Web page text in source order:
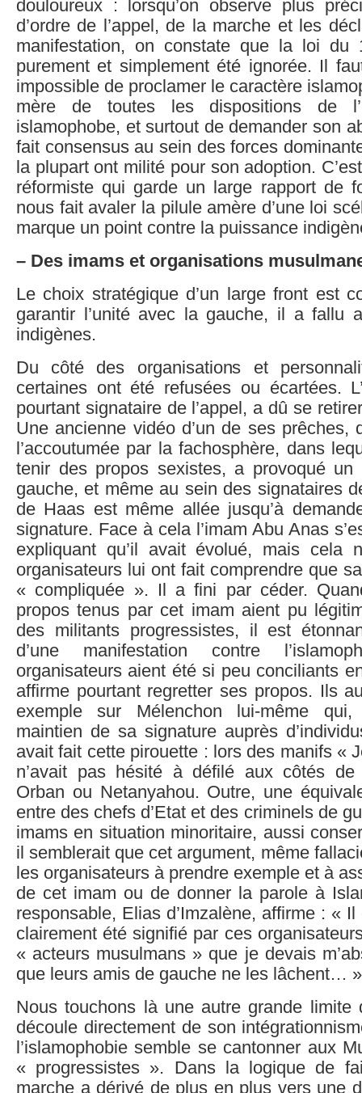
douloureux : lorsqu’on observe plus
d’ordre de l’appel, de la marche et les
manifestation, on constate que la loi du
purement et simplement été ignorée. Il
impossible de proclamer le caractère
mère de toutes les dispositions de
islamophobe, et surtout de demander son
fait consensus au sein des forces
la plupart ont milité pour son adoption.
réformiste qui garde un large rapport de
nous fait avaler la pilule amère d’une loi
marque un point contre la puissance
– Des imams et organisations
Le choix stratégique d’un large front est
garantir l’unité avec la gauche, il a fallu
indigènes.
Du côté des organisations et
certaines ont été refusées ou écartées.
pourtant signataire de l’appel, a dû se
Une ancienne vidéo d’un de ses prêches,
l’accoutumée par la fachosphère, dans
tenir des propos sexistes, a provoqué un
gauche, et même au sein des signataires
de Haas est même allée jusqu’à
signature. Face à cela l’imam Abu Anas
expliquant qu’il avait évolué, mais cela
organisateurs lui ont fait comprendre que
« compliquée ». Il a fini par céder.
propos tenus par cet imam aient pu
des militants progressistes, il est
d’une manifestation contre
organisateurs aient été si peu conciliants
affirme pourtant regretter ses propos. Ils
exemple sur Mélenchon lui-même
maintien de sa signature auprès
avait fait cette pirouette : lors des manifs «
n’avait pas hésité à défilé aux côtés de
Orban ou Netanyahou. Outre, une
entre des chefs d’Etat et des criminels de
imams en situation minoritaire, aussi
il semblerait que cet argument, même
les organisateurs à prendre exemple et à
de cet imam ou de donner la parole à
responsable, Elias d’Imzalène, affirme : « Il
clairement été signifié par ces
« acteurs musulmans » que je devais
que leurs amis de gauche ne les lâchent… »
Nous touchons là une autre grande limite
découle directement de son
l’islamophobie semble se cantonner aux
« progressistes ». Dans la logique de
marche a dérivé de plus en plus vers une